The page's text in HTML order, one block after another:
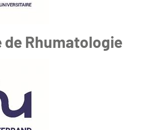
de Rhumatologie